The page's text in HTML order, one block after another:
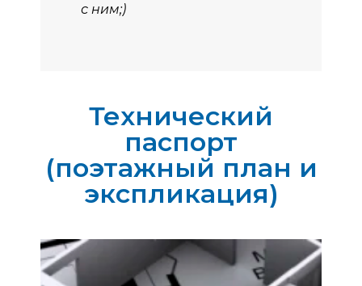
с ним;)
Технический
паспорт
(поэтажный план и
экспликация)